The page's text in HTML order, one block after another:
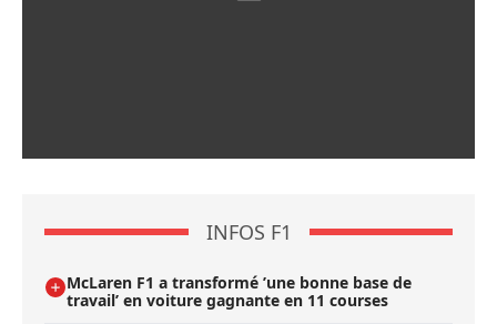
INFOS F1
McLaren F1 a transformé ’une bonne base de
travail’ en voiture gagnante en 11 courses